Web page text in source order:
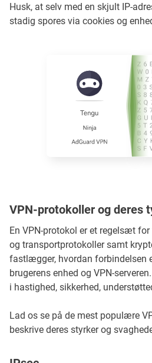
Husk, at selv med en skjult IP-
stadig spores via cookies og
VPN-protokoller og deres
En VPN-protokol er et regelsæt
og transportprotokoller samt
fastlægger, hvordan forbindelsen
brugerens enhed og VPN-
i hastighed, sikkerhed,
Lad os se på de mest populære
beskrive deres styrker og